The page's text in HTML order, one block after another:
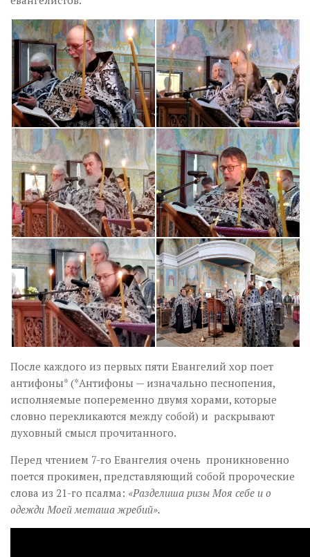
После каждого из первых пяти Евангелий хор поет
антифоны* (*Антифоны — изначально песнопения,
исполняемые попеременно двумя хорами, которые
словно перекликаются между собой) и раскрывают
духовный смысл прочитанного.
Перед чтением 7-го Евангелия очень проникновенно
поется прокимен, представляющий собой пророческие
слова из 21-го псалма: «Разделиша ризы Моя себе и о
одежди Моей меташа жребий».